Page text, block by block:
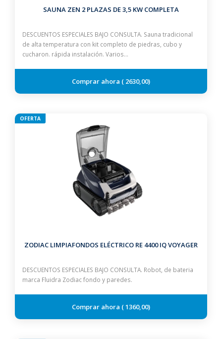
SAUNA ZEN 2 PLAZAS DE 3,5 KW COMPLETA
DESCUENTOS ESPECIALES BAJO CONSULTA. Sauna tradicional
de alta temperatura con kit completo de piedras, cubo y
cucharon. rápida instalación. Varios…
2630,00
OFERTA
ZODIAC LIMPIAFONDOS ELÉCTRICO RE 4400 IQ VOYAGER
DESCUENTOS ESPECIALES BAJO CONSULTA. Robot, de bateria
marca Fluidra Zodiac fondo y paredes.
1360,00